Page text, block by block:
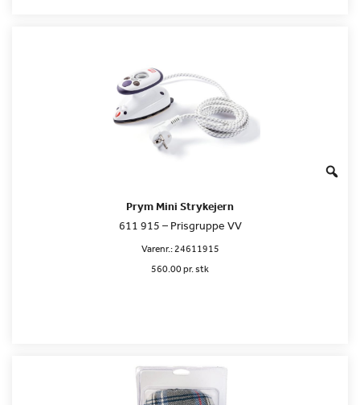
Prym Mini Strykejern
611 915 – Prisgruppe VV
Varenr.:24611915
560.00 pr. stk